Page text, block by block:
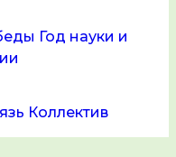
Год науки и
Коллектив